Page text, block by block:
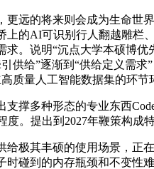
的将来则会成为生命世
的AI可识别行人翻越雕
。说明“沉点大学本硕博
供给”逐渐到“供给定义需
质量人工智能数据集的环节
多种形态的专业东西
。提出到2027年鞭策构成
其丰硕的使用场景，正
碰到的内存瓶颈和不变